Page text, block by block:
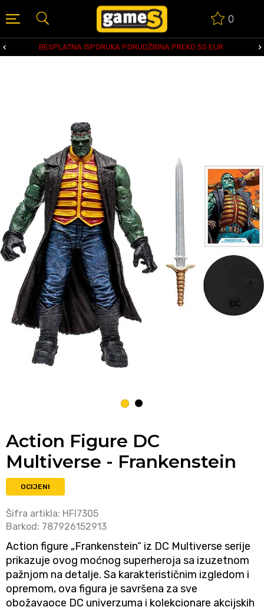
0
BESPLATNA ISPORUKA PORUDŽBINA PREKO 50 EUR
1 2
Action Figure DC
Multiverse - Frankenstein
OCIJENI
Šifra artikla: HFI7305
Barkod: 787926152913
Action figure „Frankenstein“ iz DC Multiverse serije
prikazuje ovog moćnog superheroja sa izuzetnom
pažnjom na detalje. Sa karakterističnim izgledom i
opremom, ova figura je savršena za sve
obožavaoce DC univerzuma i kolekcionare akcijskih